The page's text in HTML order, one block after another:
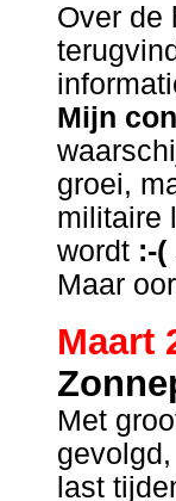
Over de
Mijn
groei,
militaire
wordt :-(
Maar
Maart
Met
last